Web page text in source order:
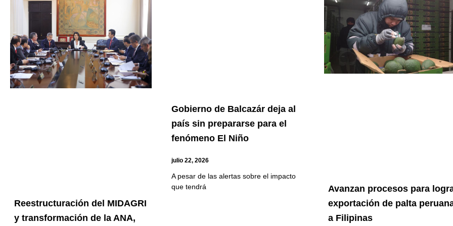
Reestructuración del MIDAGRI
y transformación de la ANA,
Gobierno de Balcazár deja al
país sin prepararse para el
fenómeno El Niño
julio 22, 2026
A pesar de las alertas sobre el impacto
que tendrá
Avanzan procesos para
exportación de palta
a Filipinas